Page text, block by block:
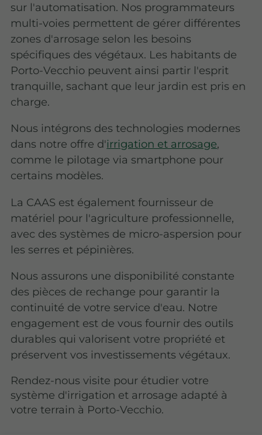
sur l'automatisation. Nos programmateurs
multi-voies permettent de gérer différentes
zones d'arrosage selon les besoins
spécifiques des végétaux. Les habitants de
Porto-Vecchio peuvent ainsi partir l'esprit
tranquille, sachant que leur jardin est pris en
charge.
Nous intégrons des technologies modernes
dans notre offre d'irrigation et arrosage,
comme le pilotage via smartphone pour
certains modèles.
La CAAS est également fournisseur de
matériel pour l'agriculture professionnelle,
avec des systèmes de micro-aspersion pour
les serres et pépinières.
Nous assurons une disponibilité constante
des pièces de rechange pour garantir la
continuité de votre service d'eau. Notre
engagement est de vous fournir des outils
durables qui valorisent votre propriété et
préservent vos investissements végétaux.
Rendez-nous visite pour étudier votre
système d'irrigation et arrosage adapté à
votre terrain à Porto-Vecchio.